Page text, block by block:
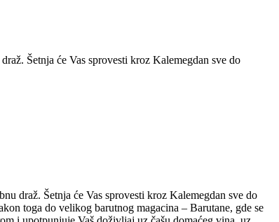
Šetnja će Vas sprovesti kroz Kalemegdan sve do
draž. Šetnja će Vas sprovesti kroz Kalemegdan sve do
toga do velikog barutnog magacina – Barutane, gde se